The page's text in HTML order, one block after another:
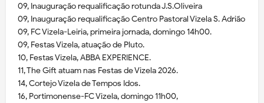
09, Inauguração requalificação rotunda J.S.Oliveira
09, Inauguração requalificação Centro Pastoral Vizela S. Adrião
09, FC Vizela-Leiria, primeira jornada, domingo 14h00.
09, Festas Vizela, atuação de Pluto.
10, Festas Vizela, ABBA EXPERIENCE.
11, The Gift atuam nas Festas de Vizela 2026.
14, Cortejo Vizela de Tempos Idos.
16, Portimonense-FC Vizela, domingo 11h00,